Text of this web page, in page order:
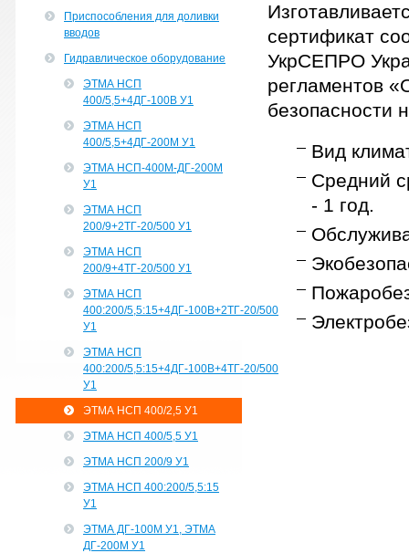
сертификат
УкрСЕПРО
регламентов
безопасности
Вид
Средний
- 1 год.
Приспособления для доливки
вводов
Гидравлическое оборудование
ЭТМА НСП
400/5,5+4ДГ-100В У1
ЭТМА НСП
400/5,5+4ДГ-200М У1
ЭТМА НСП-400М-ДГ-200М
У1
ЭТМА НСП
200/9+2ТГ-20/500 У1
ЭТМА НСП
200/9+4ТГ-20/500 У1
ЭТМА НСП
400:200/5,5:15+4ДГ-100В+2ТГ-20/500
У1
ЭТМА НСП
400:200/5,5:15+4ДГ-100В+4ТГ-20/500
У1
ЭТМА НСП 400/2,5 У1
ЭТМА НСП 400/5,5 У1
ЭТМА НСП 200/9 У1
ЭТМА НСП 400:200/5,5:15
У1
ЭТМА ДГ-100М У1, ЭТМА
ДГ-200М У1